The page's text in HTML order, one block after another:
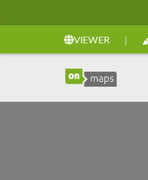
VIEWER |